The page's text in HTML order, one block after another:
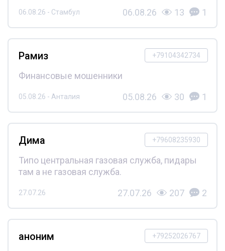
06.08.26 - Стамбул 06.08.26 13 1
+79104342734
Рамиз
Финансовые мошенники
05.08.26 - Анталия 05.08.26 30 1
+79608235930
Дима
Типо центральная газовая служба, пидары
там а не газовая служба.
27.07.26 27.07.26 207 2
+79252026767
аноним